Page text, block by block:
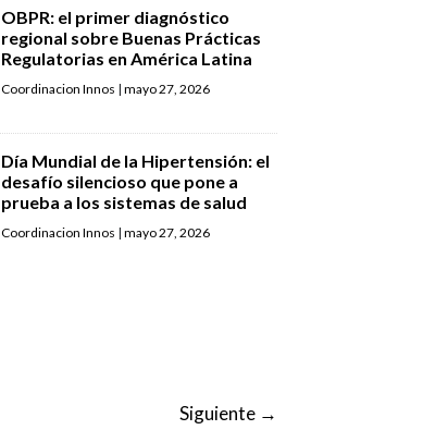
OBPR: el primer diagnóstico
regional sobre Buenas Prácticas
Regulatorias en América Latina
Coordinacion Innos | mayo 27, 2026
Día Mundial de la Hipertensión: el
desafío silencioso que pone a
prueba a los sistemas de salud
Coordinacion Innos | mayo 27, 2026
Siguiente→